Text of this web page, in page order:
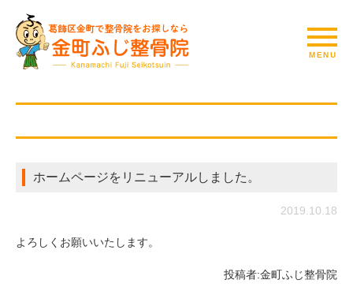
ホームページをリニューアルしました。
2019.10.18
よろしくお願いいたします。
投稿者:金町ふじ整骨院